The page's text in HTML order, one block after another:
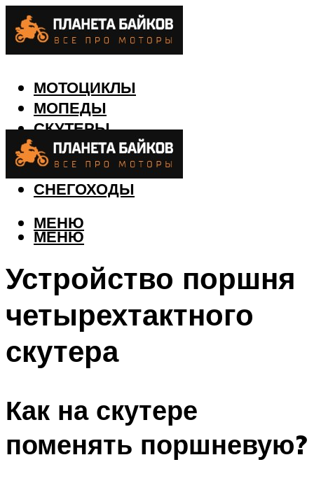
МОТОЦИКЛЫ
МОПЕДЫ
СКУТЕРЫ
КВАДРОЦИКЛЫ
ЛОДКИ
СНЕГОХОДЫ
МЕНЮ
МЕНЮ
Устройство поршня
четырехтактного
скутера
Как на скутере
поменять поршневую?